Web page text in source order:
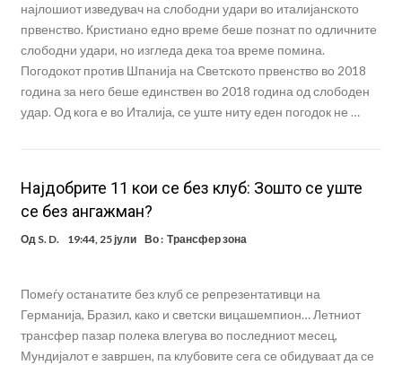
најлошиот изведувач на слободни удари во италијанското
првенство. Кристиано едно време беше познат по одличните
слободни удари, но изгледа дека тоа време помина.
Погодокот против Шпанија на Светското првенство во 2018
година за него беше единствен во 2018 година од слободен
удар. Од кога е во Италија, се уште ниту еден погодок не …
Најдобрите 11 кои се без клуб: Зошто се уште
се без ангажман?
Од S. D. 19:44, 25 јули Во : Трансфер зона
Помеѓу останатите без клуб се репрезентативци на
Германија, Бразил, како и светски вицашемпион… Летниот
трансфер пазар полека влегува во последниот месец,
Мундијалот е завршен, па клубовите сега се обидуваат да се